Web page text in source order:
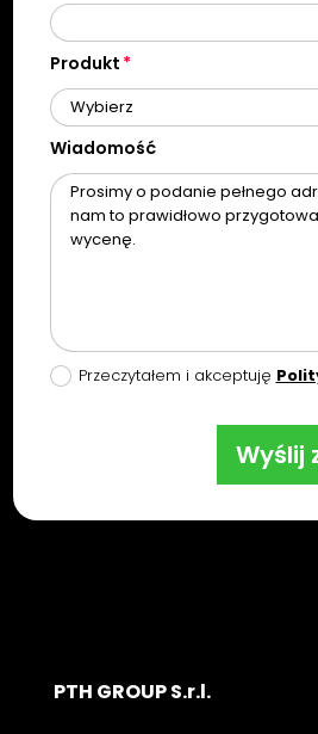
Produkt
Wiadomość
Przeczytałem i akceptuję
Wyślij
PTH GROUP S.r.l.